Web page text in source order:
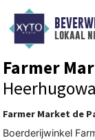
lokaal
Farmer
Farmer Market de
Boerderijwinkel